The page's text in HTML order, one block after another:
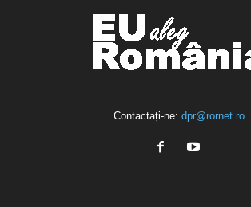
Contactați-ne: dpr@rornet.ro